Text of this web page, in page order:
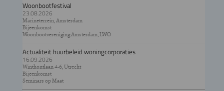
Woonbootfestival
23.08.2026
Marineterrein, Amsterdam
Bijeenkomst
Woonbootvereniging Amsterdam, LWO
Actualiteit huurbeleid woningcorporaties
16.09.2026
Winthontlaan 4-6, Utrecht
Bijeenkomst
Seminars op Maat